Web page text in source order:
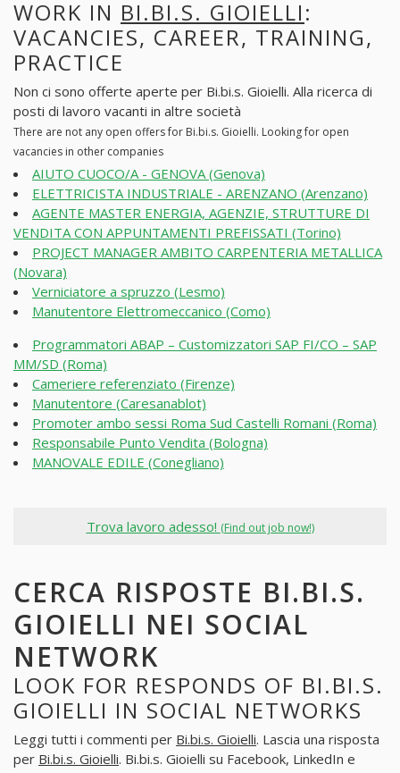
WORK IN BI.BI.S. GIOIELLI:
VACANCIES, CAREER, TRAINING,
PRACTICE
Non ci sono offerte aperte per Bi.bi.s. Gioielli. Alla ricerca di
posti di lavoro vacanti in altre società
There are not any open offers for Bi.bi.s. Gioielli. Looking for open
vacancies in other companies
AIUTO CUOCO/A - GENOVA (Genova)
ELETTRICISTA INDUSTRIALE - ARENZANO (Arenzano)
AGENTE MASTER ENERGIA, AGENZIE, STRUTTURE DI
VENDITA CON APPUNTAMENTI PREFISSATI (Torino)
PROJECT MANAGER AMBITO CARPENTERIA METALLICA
(Novara)
Verniciatore a spruzzo (Lesmo)
Manutentore Elettromeccanico (Como)
Programmatori ABAP – Customizzatori SAP FI/CO – SAP
MM/SD (Roma)
Cameriere referenziato (Firenze)
Manutentore (Caresanablot)
Promoter ambo sessi Roma Sud Castelli Romani (Roma)
Responsabile Punto Vendita (Bologna)
MANOVALE EDILE (Conegliano)
Trova lavoro adesso! (Find out job now!)
CERCA RISPOSTE BI.BI.S.
GIOIELLI NEI SOCIAL
NETWORK
LOOK FOR RESPONDS OF BI.BI.S.
GIOIELLI IN SOCIAL NETWORKS
Leggi tutti i commenti per Bi.bi.s. Gioielli. Lascia una risposta
per Bi.bi.s. Gioielli. Bi.bi.s. Gioielli su Facebook, LinkedIn e